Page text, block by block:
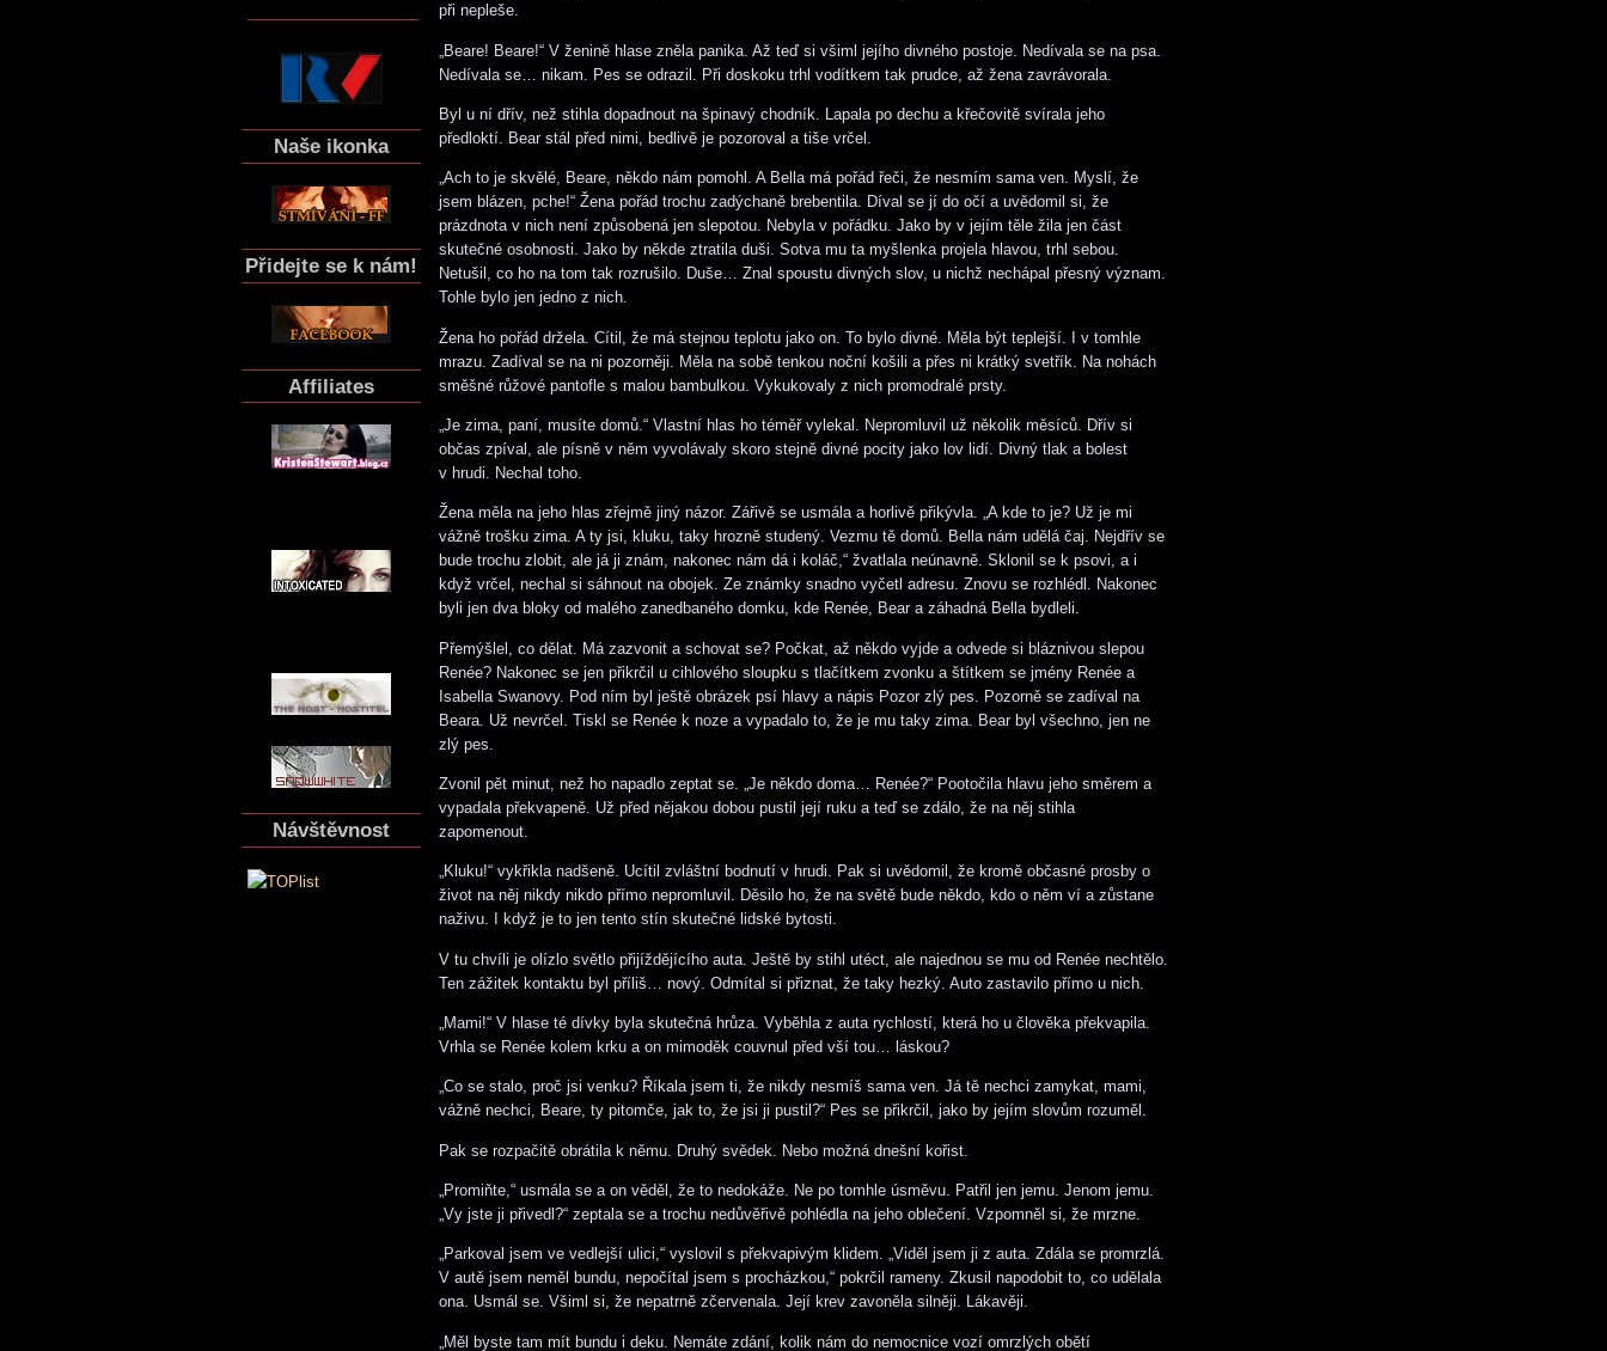
Naše ikonka
Přidejte se k nám!
Affiliates
Návštěvnost
při nepleše.
„Beare! Beare!“ V ženině hlase zněla panika. Až teď si všiml jejího divného postoje. Nedívala se na psa.
Nedívala se… nikam. Pes se odrazil. Při doskoku trhl vodítkem tak prudce, až žena zavrávorala.
Byl u ní dřív, než stihla dopadnout na špinavý chodník. Lapala po dechu a křečovitě svírala jeho
předloktí. Bear stál před nimi, bedlivě je pozoroval a tiše vrčel.
„Ach to je skvělé, Beare, někdo nám pomohl. A Bella má pořád řeči, že nesmím sama ven. Myslí, že
jsem blázen, pche!“ Žena pořád trochu zadýchaně brebentila. Díval se jí do očí a uvědomil si, že
prázdnota v nich není způsobená jen slepotou. Nebyla v pořádku. Jako by v jejím těle žila jen část
skutečné osobnosti. Jako by někde ztratila duši. Sotva mu ta myšlenka projela hlavou, trhl sebou.
Netušil, co ho na tom tak rozrušilo. Duše… Znal spoustu divných slov, u nichž nechápal přesný význam.
Tohle bylo jen jedno z nich.
Žena ho pořád držela. Cítil, že má stejnou teplotu jako on. To bylo divné. Měla být teplejší. I v tomhle
mrazu. Zadíval se na ni pozorněji. Měla na sobě tenkou noční košili a přes ni krátký svetřík. Na nohách
směšné růžové pantofle s malou bambulkou. Vykukovaly z nich promodralé prsty.
„Je zima, paní, musíte domů.“ Vlastní hlas ho téměř vylekal. Nepromluvil už několik měsíců. Dřív si
občas zpíval, ale písně v něm vyvolávaly skoro stejně divné pocity jako lov lidí. Divný tlak a bolest
v hrudi. Nechal toho.
Žena měla na jeho hlas zřejmě jiný názor. Zářivě se usmála a horlivě přikývla. „A kde to je? Už je mi
vážně trošku zima. A ty jsi, kluku, taky hrozně studený. Vezmu tě domů. Bella nám udělá čaj. Nejdřív se
bude trochu zlobit, ale já ji znám, nakonec nám dá i koláč,“ žvatlala neúnavně. Sklonil se k psovi, a i
když vrčel, nechal si sáhnout na obojek. Ze známky snadno vyčetl adresu. Znovu se rozhlédl. Nakonec
byli jen dva bloky od malého zanedbaného domku, kde Renée, Bear a záhadná Bella bydleli.
Přemýšlel, co dělat. Má zazvonit a schovat se? Počkat, až někdo vyjde a odvede si bláznivou slepou
Renée? Nakonec se jen přikrčil u cihlového sloupku s tlačítkem zvonku a štítkem se jmény Renée a
Isabella Swanovy. Pod ním byl ještě obrázek psí hlavy a nápis Pozor zlý pes. Pozorně se zadíval na
Beara. Už nevrčel. Tiskl se Renée k noze a vypadalo to, že je mu taky zima. Bear byl všechno, jen ne
zlý pes.
Zvonil pět minut, než ho napadlo zeptat se. „Je někdo doma… Renée?“ Pootočila hlavu jeho směrem a
vypadala překvapeně. Už před nějakou dobou pustil její ruku a teď se zdálo, že na něj stihla
zapomenout.
„Kluku!“ vykřikla nadšeně. Ucítil zvláštní bodnutí v hrudi. Pak si uvědomil, že kromě občasné prosby o
život na něj nikdy nikdo přímo nepromluvil. Děsilo ho, že na světě bude někdo, kdo o něm ví a zůstane
naživu. I když je to jen tento stín skutečné lidské bytosti.
V tu chvíli je olízlo světlo přijíždějícího auta. Ještě by stihl utéct, ale najednou se mu od Renée nechtělo.
Ten zážitek kontaktu byl příliš… nový. Odmítal si přiznat, že taky hezký. Auto zastavilo přímo u nich.
„Mami!“ V hlase té dívky byla skutečná hrůza. Vyběhla z auta rychlostí, která ho u člověka překvapila.
Vrhla se Renée kolem krku a on mimoděk couvnul před vší tou… láskou?
„Co se stalo, proč jsi venku? Říkala jsem ti, že nikdy nesmíš sama ven. Já tě nechci zamykat, mami,
vážně nechci, Beare, ty pitomče, jak to, že jsi ji pustil?“ Pes se přikrčil, jako by jejím slovům rozuměl.
Pak se rozpačitě obrátila k němu. Druhý svědek. Nebo možná dnešní kořist.
„Promiňte,“ usmála se a on věděl, že to nedokáže. Ne po tomhle úsměvu. Patřil jen jemu. Jenom jemu.
„Vy jste ji přivedl?“ zeptala se a trochu nedůvěřivě pohlédla na jeho oblečení. Vzpomněl si, že mrzne.
„Parkoval jsem ve vedlejší ulici,“ vyslovil s překvapivým klidem. „Viděl jsem ji z auta. Zdála se promrzlá.
V autě jsem neměl bundu, nepočítal jsem s procházkou,“ pokrčil rameny. Zkusil napodobit to, co udělala
ona. Usmál se. Všiml si, že nepatrně zčervenala. Její krev zavoněla silněji. Lákavěji.
„Měl byste tam mít bundu i deku. Nemáte zdání, kolik nám do nemocnice vozí omrzlých obětí